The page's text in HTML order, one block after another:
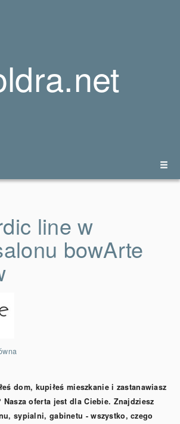
line w
bowArte
dom, kupiłeś mieszkanie i zastanawiasz
oferta jest dla Ciebie. Znajdziesz
sypialni, gabinetu - wszystko, czego